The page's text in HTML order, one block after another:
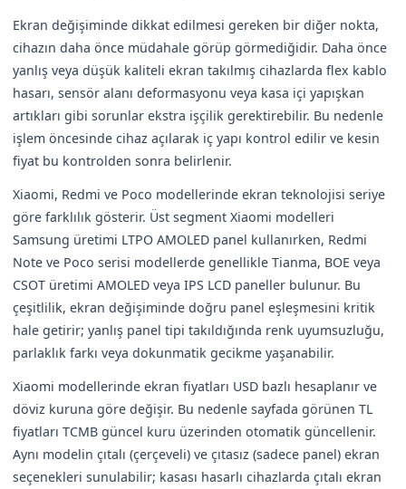
Ekran değişiminde dikkat edilmesi gereken bir diğer nokta,
cihazın daha önce müdahale görüp görmediğidir. Daha önce
yanlış veya düşük kaliteli ekran takılmış cihazlarda flex kablo
hasarı, sensör alanı deformasyonu veya kasa içi yapışkan
artıkları gibi sorunlar ekstra işçilik gerektirebilir. Bu nedenle
işlem öncesinde cihaz açılarak iç yapı kontrol edilir ve kesin
fiyat bu kontrolden sonra belirlenir.
Xiaomi, Redmi ve Poco modellerinde ekran teknolojisi seriye
göre farklılık gösterir. Üst segment Xiaomi modelleri
Samsung üretimi LTPO AMOLED panel kullanırken, Redmi
Note ve Poco serisi modellerde genellikle Tianma, BOE veya
CSOT üretimi AMOLED veya IPS LCD paneller bulunur. Bu
çeşitlilik, ekran değişiminde doğru panel eşleşmesini kritik
hale getirir; yanlış panel tipi takıldığında renk uyumsuzluğu,
parlaklık farkı veya dokunmatik gecikme yaşanabilir.
Xiaomi modellerinde ekran fiyatları USD bazlı hesaplanır ve
döviz kuruna göre değişir. Bu nedenle sayfada görünen TL
fiyatları TCMB güncel kuru üzerinden otomatik güncellenir.
Aynı modelin çıtalı (çerçeveli) ve çıtasız (sadece panel) ekran
seçenekleri sunulabilir; kasası hasarlı cihazlarda çıtalı ekran